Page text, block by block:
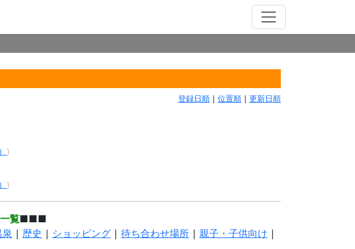
登録日順 | 位置順 | 更新日順
)
)
覧■■■
| 歴史 | ショッピング | 待ち合わせ場所 | 親子・子供向け |